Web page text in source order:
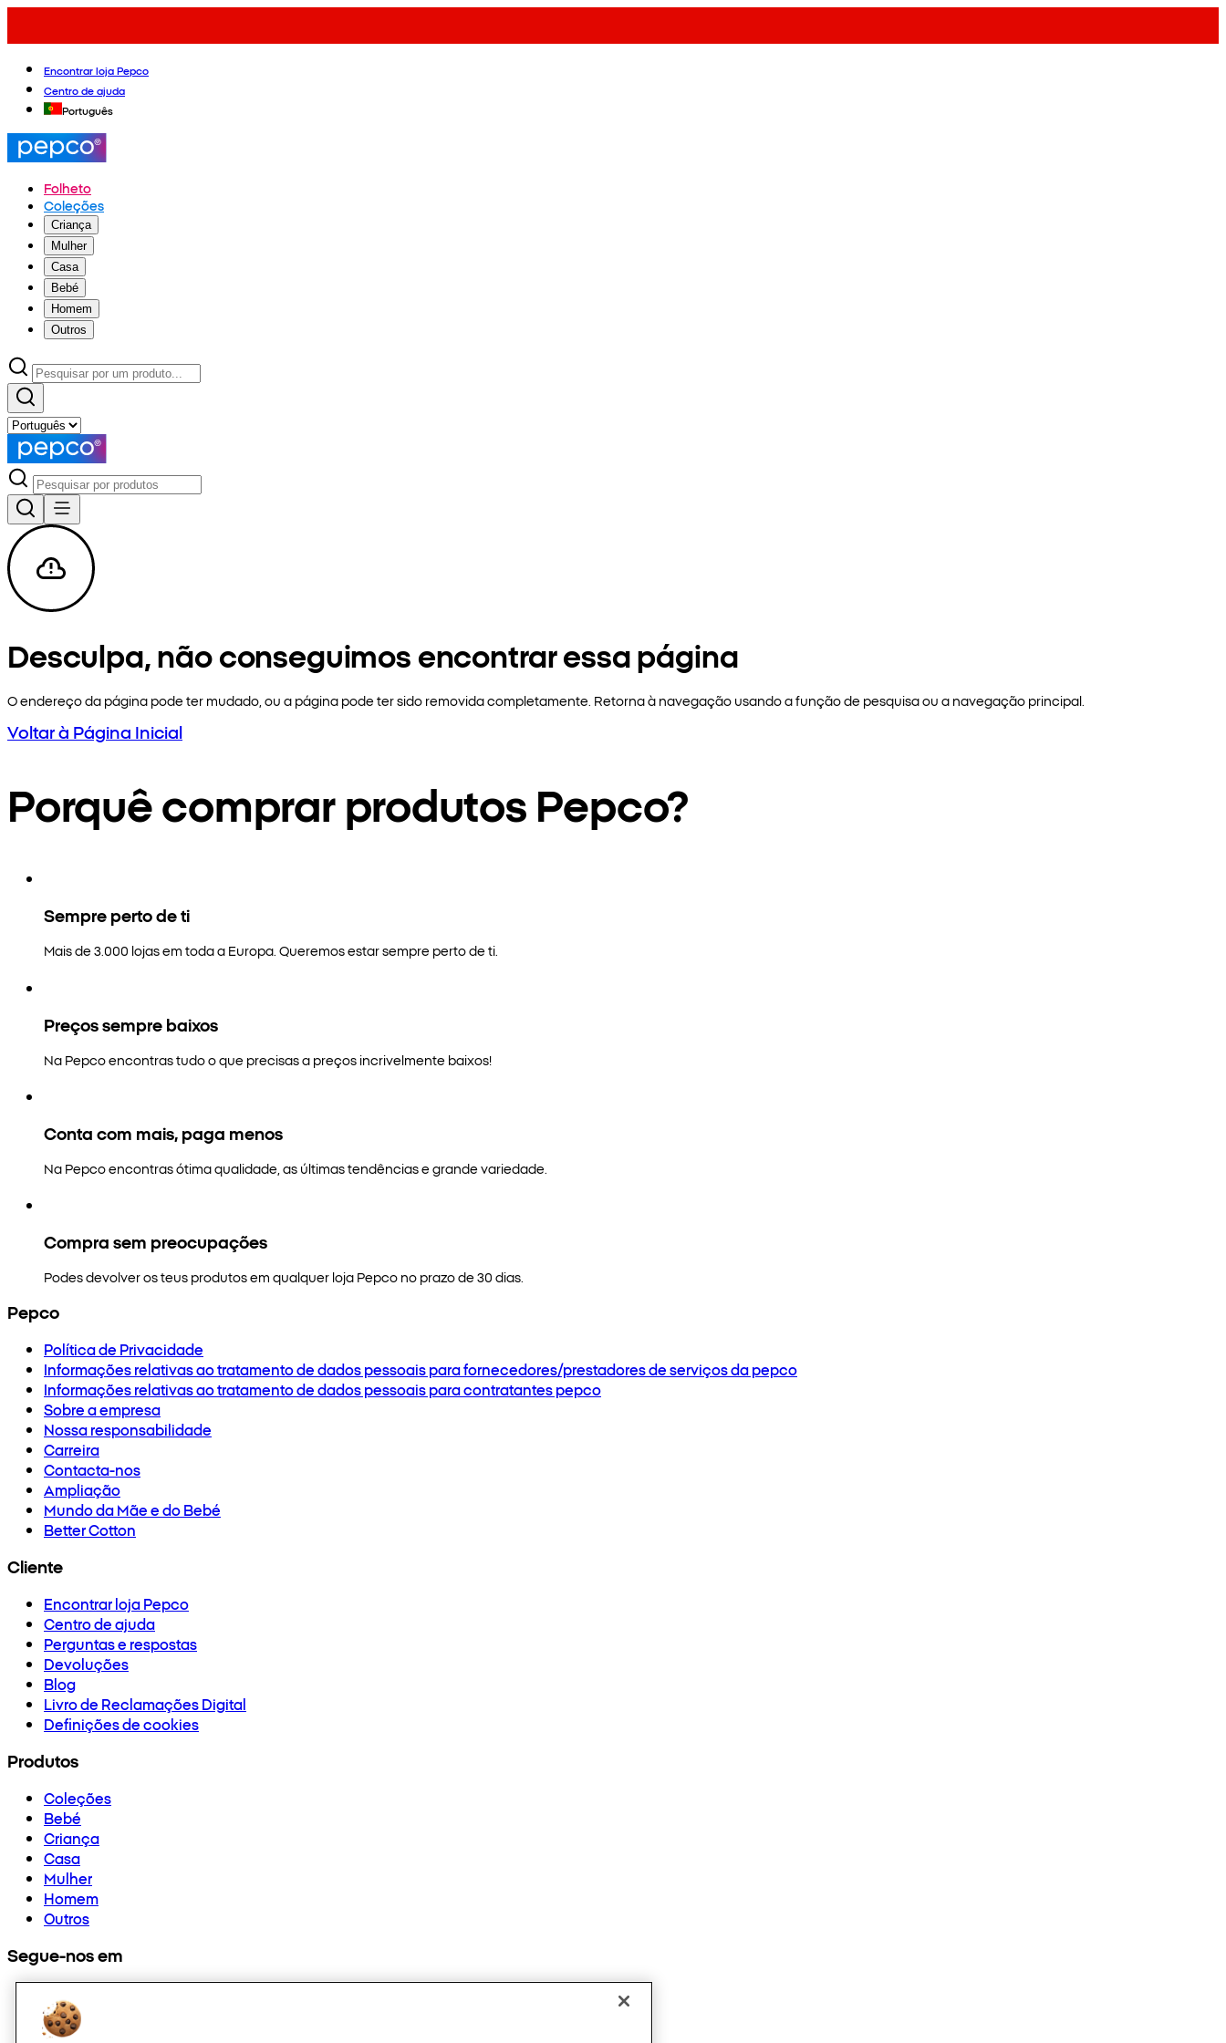
Encontrar loja Pepco
Centro de ajuda
Português
Folheto
Coleções
Criança
Mulher
Casa
Bebé
Homem
Outros
Desculpa, não conseguimos encontrar essa página
O endereço da página pode ter mudado, ou a página pode ter sido removida completamente. Retorna à navegação usando a função de pesquisa ou a navegação principal.
Voltar à Página Inicial
Porquê comprar produtos Pepco?
Sempre perto de ti
Mais de 3.000 lojas em toda a Europa. Queremos estar sempre perto de ti.
Preços sempre baixos
Na Pepco encontras tudo o que precisas a preços incrivelmente baixos!
Conta com mais, paga menos
Na Pepco encontras ótima qualidade, as últimas tendências e grande variedade.
Compra sem preocupações
Podes devolver os teus produtos em qualquer loja Pepco no prazo de 30 dias.
Pepco
Política de Privacidade
Informações relativas ao tratamento de dados pessoais para fornecedores/prestadores de serviços da pepco
Informações relativas ao tratamento de dados pessoais para contratantes pepco
Sobre a empresa
Nossa responsabilidade
Carreira
Contacta-nos
Ampliação
Mundo da Mãe e do Bebé
Better Cotton
Cliente
Encontrar loja Pepco
Centro de ajuda
Perguntas e respostas
Devoluções
Blog
Livro de Reclamações Digital
Definições de cookies
Produtos
Coleções
Bebé
Criança
Casa
Mulher
Homem
Outros
Segue-nos em